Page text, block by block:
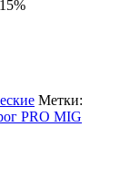
Метки:
PRO MIG